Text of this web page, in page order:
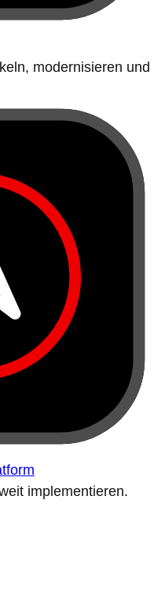
modernisieren und
implementieren.